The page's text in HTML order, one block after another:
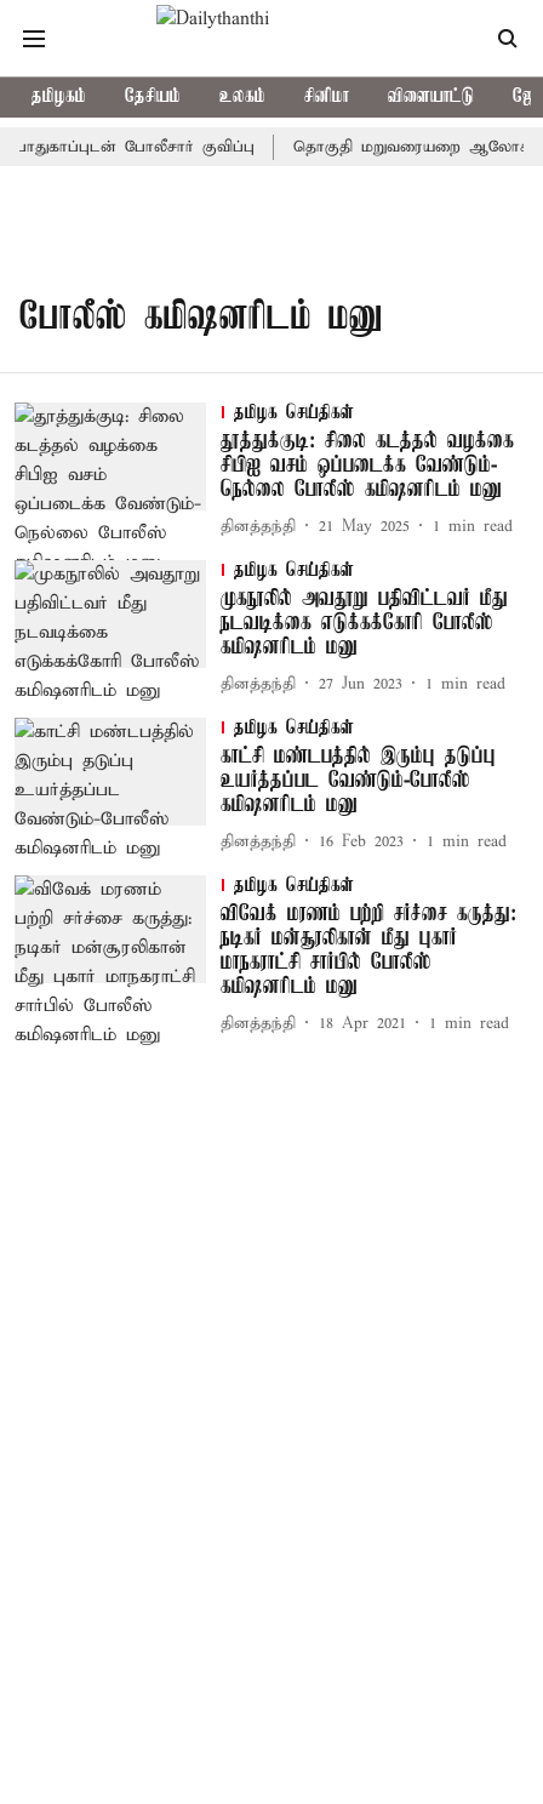
தமிழகம் தேசியம் உலகம் சினிமா விளையாட்டு
போலீசார் குவிப்பு தொகுதி மறுவரையறை
போலீஸ் கமிஷனரிடம் மனு
தமிழக செய்திகள்
தூத்துக்குடி: சிலை கடத்தல் வழக்கை
சிபிஐ வசம் ஒப்படைக்க வேண்டும்-
நெல்லை போலீஸ் கமிஷனரிடம் மனு
தினத்தந்தி 21 May 2025 1 min read
தமிழக செய்திகள்
முகநூலில் அவதூறு பதிவிட்டவர் மீது
நடவடிக்கை எடுக்கக்கோரி போலீஸ்
கமிஷனரிடம் மனு
தினத்தந்தி 27 Jun 2023 1 min read
தமிழக செய்திகள்
காட்சி மண்டபத்தில் இரும்பு தடுப்பு
உயர்த்தப்பட வேண்டும்-போலீஸ்
கமிஷனரிடம் மனு
தினத்தந்தி 16 Feb 2023 1 min read
தமிழக செய்திகள்
விவேக் மரணம் பற்றி சர்ச்சை கருத்து:
நடிகர் மன்சூரலிகான் மீது புகார்
மாநகராட்சி சார்பில் போலீஸ்
கமிஷனரிடம் மனு
தினத்தந்தி 18 Apr 2021 1 min read